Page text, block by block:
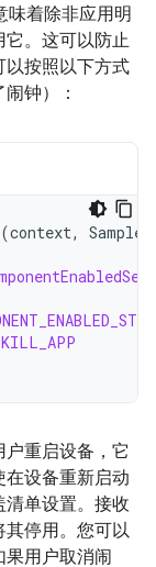
味着除非应用明
它。这可以防止
以按照以下方式
钟）：
(context,
重启设备，它
设备重新启动
清单设置。接收
其停用。您可以
用户取消闹